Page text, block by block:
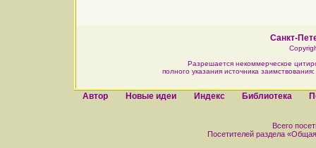
Санкт-
Разрешается некоммерческое
полного указания источника
Автор Новые идеи Индекс Библиотека
Всего
Посетителей раздела